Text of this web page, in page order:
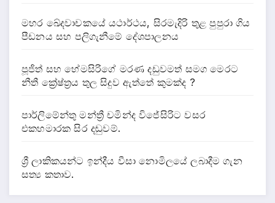
මහර ඛේදවාචකයේ යථාර්ථය, සිරමැදිරි තුළ පුපුරා ගිය
පීඩනය සහ පලිගැනීමේ දේශපාලනය
පූජිත් සහ හේමසිරිගේ මරණ දඩුවමත් සමග මෙරට
නීතී ක්‍රේෂ්ත්‍රය තුල සිදුව ඇත්තේ කුමක්ද ?
පාර්ලිමේන්තු මන්ත්‍රී චමින්ද විජේසිරිට වසර
එකහමාරක සිර දඬුවම්.
ශ්‍රී ලාකිකයන්ට ඉන්දීය වීසා නොමිලයේ ලබාදීම ගැන
සත්‍ය කතාව.